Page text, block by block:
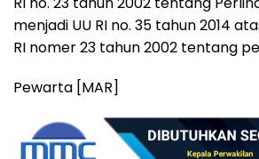
menjadi UU RI no. 35 tahun 2014
RI nomer 23 tahun 2002 tentang
Pewarta [MAR]